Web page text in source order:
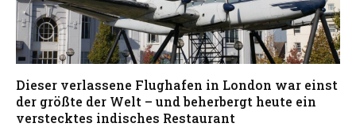
Dieser verlassene Flughafen in London war einst
der größte der Welt – und beherbergt heute ein
verstecktes indisches Restaurant